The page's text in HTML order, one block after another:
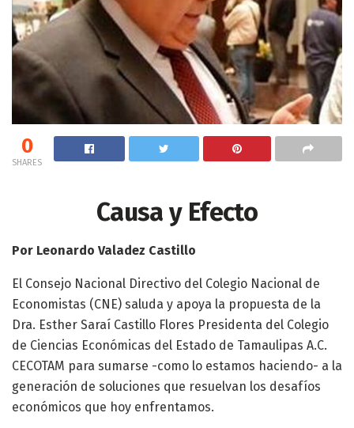
0
SHARES
Causa y Efecto
Por Leonardo Valadez Castillo
El Consejo Nacional Directivo del Colegio Nacional de
Economistas (CNE) saluda y apoya la propuesta de la
Dra. Esther Saraí Castillo Flores Presidenta del Colegio
de Ciencias Económicas del Estado de Tamaulipas A.C.
CECOTAM para sumarse -como lo estamos haciendo- a la
generación de soluciones que resuelvan los desafíos
económicos que hoy enfrentamos.